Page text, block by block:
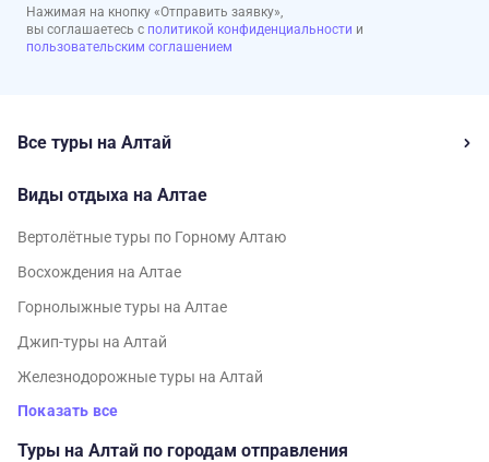
Нажимая на кнопку «Отправить заявку»,
вы соглашаетесь с политикой конфиденциальности и
пользовательским соглашением
Все туры на Алтай
Виды отдыха на Алтае
Вертолётные туры по Горному Алтаю
Восхождения на Алтае
Горнолыжные туры на Алтае
Джип-туры на Алтай
Железнодорожные туры на Алтай
Показать все
Туры на Алтай по городам отправления